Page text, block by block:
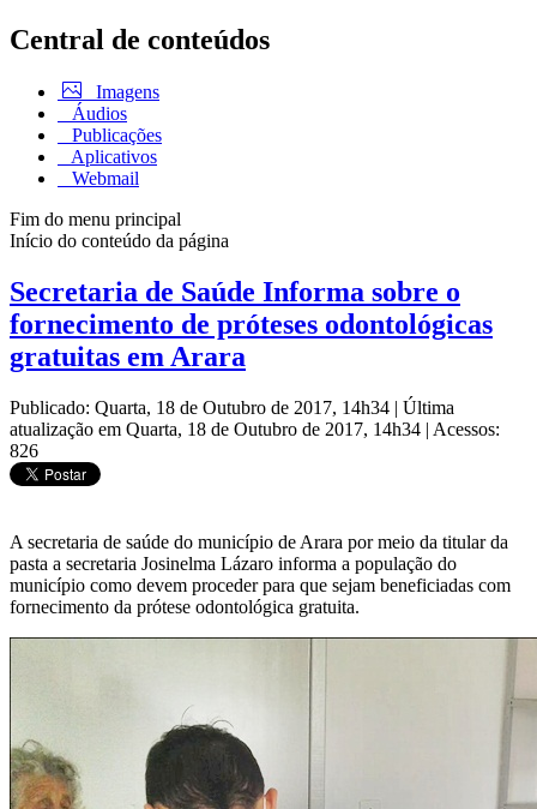
Central de conteúdos
Imagens
Áudios
Publicações
Aplicativos
Webmail
Fim do menu principal
Início do conteúdo da página
Secretaria de Saúde Informa sobre o
fornecimento de próteses odontológicas
gratuitas em Arara
Publicado: Quarta, 18 de Outubro de 2017, 14h34 | Última
atualização em Quarta, 18 de Outubro de 2017, 14h34 | Acessos:
826
A secretaria de saúde do município de Arara por meio da titular da
pasta a secretaria Josinelma Lázaro informa a população do
município como devem proceder para que sejam beneficiadas com
fornecimento da prótese odontológica gratuita.